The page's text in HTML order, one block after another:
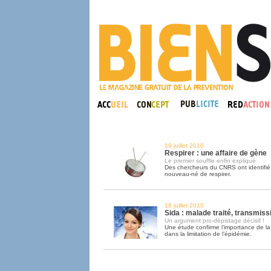
19 juillet 2010
Respirer : une affaire de gène
Le premier souffle enfin expliqué
Des chercheurs du CNRS ont
nouveau-né de respirer.
18 juillet 2010
Sida : malade traité,
Un argument pro-dépistage décisif !
Une étude confirme l’importance de
dans la limitation de l’épidémie.